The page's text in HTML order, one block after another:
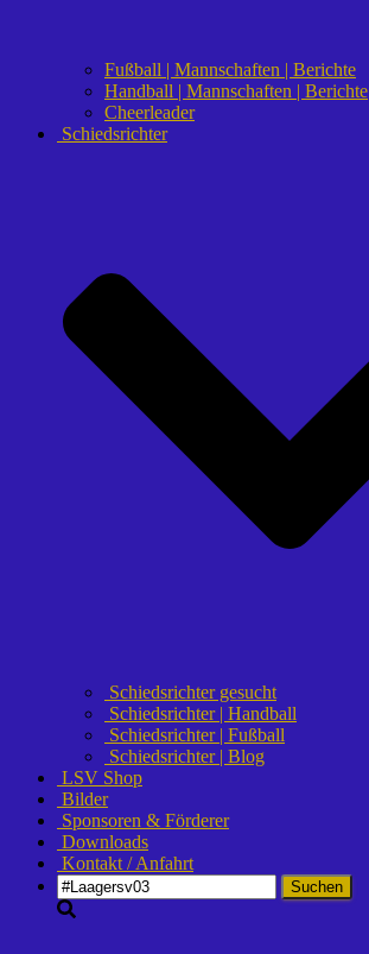
Fußball | Mannschaften | Berichte
Handball | Mannschaften | Berichte
Cheerleader
Schiedsrichter
Schiedsrichter gesucht
Schiedsrichter | Handball
Schiedsrichter | Fußball
Schiedsrichter | Blog
LSV Shop
Bilder
Sponsoren & Förderer
Downloads
Kontakt / Anfahrt
Suchen
nach: